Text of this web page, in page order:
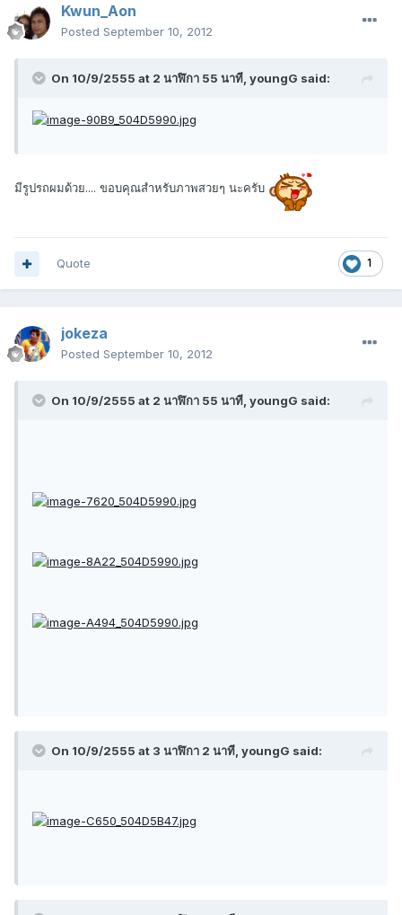
Kwun_Aon
Posted September 10, 2012
On 10/9/2555 at 2 นาฬิกา 55 นาที, youngG said:
มีรูปรถผมด้วย.... ขอบคุณสำหรับภาพสวยๆ นะครับ
1
Quote
jokeza
Posted September 10, 2012
On 10/9/2555 at 2 นาฬิกา 55 นาที, youngG said:
On 10/9/2555 at 3 นาฬิกา 2 นาที, youngG said: